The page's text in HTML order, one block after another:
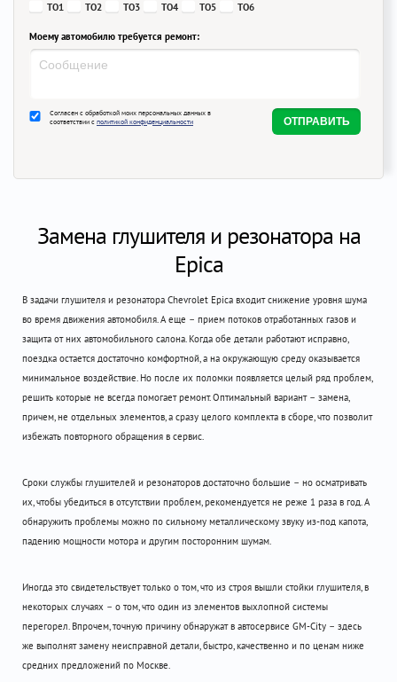
ТО1
ТО2 ТО3 ТО4 ТО5 ТО6
Моему автомобилю требуется ремонт:
Согласен с обработкой моих персональных данных в
соответствии с политикой конфиденциальности
Замена глушителя и резонатора на
Epica
В задачи глушителя и резонатора Chevrolet Epica входит снижение уровня шума
во время движения автомобиля. А еще – прием потоков отработанных газов и
защита от них автомобильного салона. Когда обе детали работают исправно,
поездка остается достаточно комфортной, а на окружающую среду оказывается
минимальное воздействие. Но после их поломки появляется целый ряд проблем,
решить которые не всегда помогает ремонт. Оптимальный вариант – замена,
причем, не отдельных элементов, а сразу целого комплекта в сборе, что позволит
избежать повторного обращения в сервис.
Сроки службы глушителей и резонаторов достаточно большие – но осматривать
их, чтобы убедиться в отсутствии проблем, рекомендуется не реже 1 раза в год. А
обнаружить проблемы можно по сильному металлическому звуку из-под капота,
падению мощности мотора и другим посторонним шумам.
Иногда это свидетельствует только о том, что из строя вышли стойки глушителя, в
некоторых случаях – о том, что один из элементов выхлопной системы
перегорел. Впрочем, точную причину обнаружат в автосервисе GM-City – здесь
же выполнят замену неисправной детали, быстро, качественно и по ценам ниже
средних предложений по Москве.